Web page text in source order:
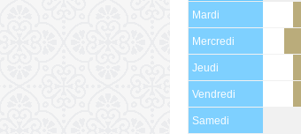
Mardi
Mercredi
Jeudi
Vendredi
Samedi